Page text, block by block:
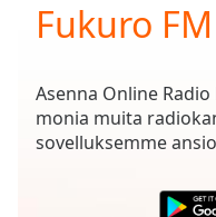
Current
Time0:00
Duration
Loaded:
0.00%
Fukuro
Asenna Online
monia muita
sovelluksemme